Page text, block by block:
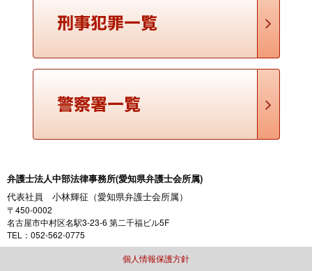
どに制限があり、面会には警察官が立ち会います。面会 …
勾留を取り消してもらうことはできませんか。ま
まず、勾留の要件（住居不定、罪証隠滅や逃亡のおそれ）や
必要性を欠く場合、裁判所に準抗告を申し立てることができま
放されます。 勾留開始時点では勾留の要件や必要性が …
起訴するかどうかは、どのようにして判断されるの
ですか？
一般的に、検察官は、起訴して有罪にできる高度の見込みがな
ければ、起訴しません。そのため、検察官からみて犯罪の証拠
が十分にそろっていない場合は、不起訴とされることがほとん
どです。 また、犯罪の証拠が十分そろっていても、検察 …
弁護士法人中部法律事務所(愛知県弁護士会所属)
代表社員 小林輝征（愛知県弁護士会所属）
〒450-0002
名古屋市中村区名駅3-23-6 第二千福ビル5F
TEL：052-562-0775
個人情報保護方針